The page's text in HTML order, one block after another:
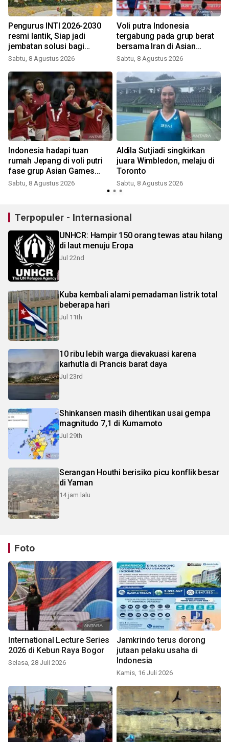
Pengurus INTI 2026-2030
resmi lantik, Siap jadi
jembatan solusi bagi
persoalan bangsa
Sabtu, 8 Agustus 2026
Voli putra Indonesia
tergabung pada grup berat
bersama Iran di Asian
Games 2026
Sabtu, 8 Agustus 2026
Indonesia hadapi tuan
rumah Jepang di voli putri
fase grup Asian Games
2026
Sabtu, 8 Agustus 2026
Aldila Sutjiadi singkirkan
juara Wimbledon, melaju di
Toronto
Sabtu, 8 Agustus 2026
Terpopuler - Internasional
UNHCR: Hampir 150 orang tewas atau hilang
di laut menuju Eropa
Jul 22nd
Kuba kembali alami pemadaman listrik total
beberapa hari
Jul 11th
10 ribu lebih warga dievakuasi karena
karhutla di Prancis barat daya
Jul 23rd
Shinkansen masih dihentikan usai gempa
magnitudo 7,1 di Kumamoto
Jul 29th
Serangan Houthi berisiko picu konflik besar
di Yaman
14 jam lalu
Foto
International Lecture Series
2026 di Kebun Raya Bogor
Selasa, 28 Juli 2026
Jamkrindo terus dorong
jutaan pelaku usaha di
Indonesia
Kamis, 16 Juli 2026